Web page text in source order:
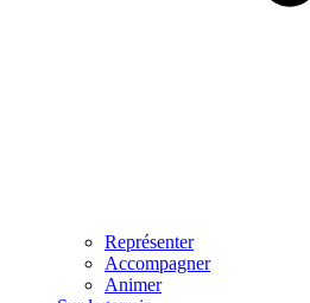
Représenter
Accompagner
Animer